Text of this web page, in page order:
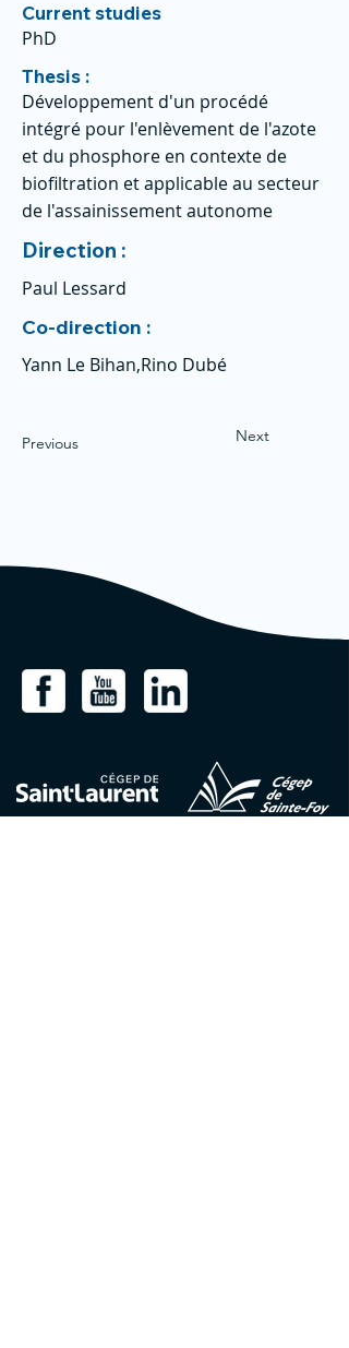
Current studies
PhD
Thesis :
Développement d'un procédé
intégré pour l'enlèvement de l'azote
et du phosphore en contexte de
biofiltration et applicable au secteur
de l'assainissement autonome
Direction :
Paul Lessard
Co-direction :
Yann Le Bihan,Rino Dubé
Previous Next